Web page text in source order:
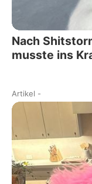
Nach
musste ins
Artikel -